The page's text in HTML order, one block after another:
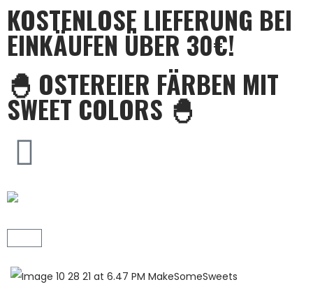
KOSTENLOSE LIEFERUNG BEI
EINKÄUFEN ÜBER 30€!
🐣 OSTEREIER FÄRBEN MIT
SWEET COLORS 🐣